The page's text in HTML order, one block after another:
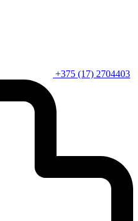
+375 (17) 2704403